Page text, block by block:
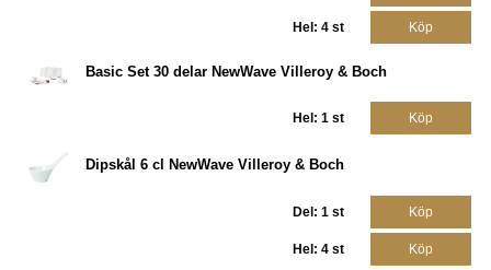
Hel: 4 st Köp
Basic Set 30 delar NewWave Villeroy & Boch
Hel: 1 st Köp
Dipskål 6 cl NewWave Villeroy & Boch
Del: 1 st Köp
Hel: 4 st Köp